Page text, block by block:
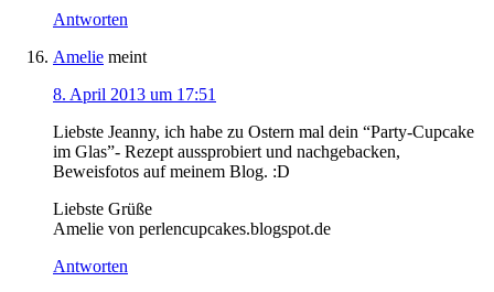
Antworten
Amelie meint
8. April 2013 um 17:51
Liebste Jeanny, ich habe zu Ostern mal dein “Party-Cupcake
im Glas”- Rezept aussprobiert und nachgebacken,
Beweisfotos auf meinem Blog. :D
Liebste Grüße
Amelie von perlencupcakes.blogspot.de
Antworten